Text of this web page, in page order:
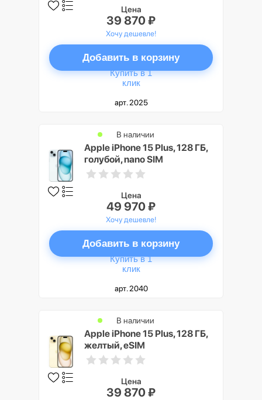
Цена
39 870 ₽
Хочу дешевле!
Добавить в корзину
Купить в 1
клик
арт. 2025
Apple iPhone 15 Plus, 128 ГБ,
голубой, nano SIM
В наличии
Цена
49 970 ₽
Хочу дешевле!
Добавить в корзину
Купить в 1
клик
арт. 2040
Apple iPhone 15 Plus, 128 ГБ,
желтый, eSIM
В наличии
Цена
39 870 ₽